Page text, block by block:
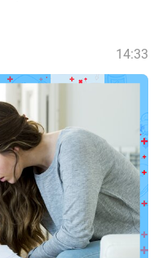
14:33